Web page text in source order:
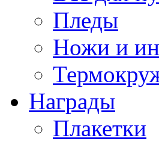
Пледы
Ножи и
Награды
Плакетки